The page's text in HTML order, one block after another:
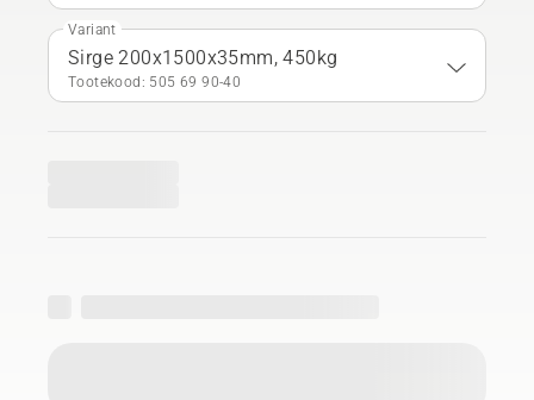
Variant
Sirge 200x1500x35mm, 450kg
Tootekood: 505 69 90‑40